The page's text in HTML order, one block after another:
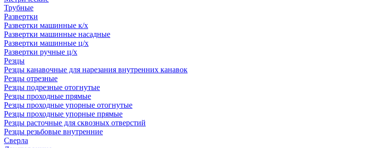
Трубные
Развертки
Развертки машинные к/х
Развертки машинные насадные
Развертки машинные ц/х
Развертки ручные ц/х
Резцы
Резцы канавочные для нарезания внутренних канавок
Резцы отрезные
Резцы подрезные отогнутые
Резцы проходные прямые
Резцы проходные упорные отогнутые
Резцы проходные упорные прямые
Резцы расточные для сквозных отверстий
Резцы резьбовые внутренние
Сверла